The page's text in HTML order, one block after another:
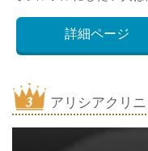
詳細ページ
アリシアクリニ